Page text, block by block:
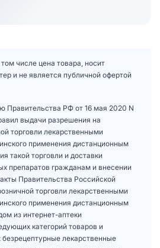
числе цена товара, носит
и не является публичной офертой
Правительства РФ от 16 мая 2020 N
выдачи разрешения на
торговли лекарственными
применения дистанционным
такой торговли и доставки
препаратов гражданам и внесении
Правительства Российской
торговли лекарственными
применения дистанционным
из интернет-аптеки
категорий товаров и
безрецептурные лекарственные